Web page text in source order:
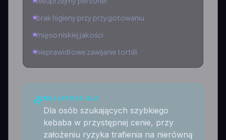
brak higieny przy przygotowaniu
mięso niskiej jakości
nieprawidłowe zawijanie tortilli
NAJLEPSZE DLA
Dla osób szukających szybkiego
kebaba w przystępnej cenie, przy
założeniu ryzyka trafienia na nierówną